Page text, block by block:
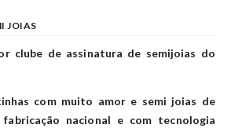
JOIAS
clube de assinatura de semijoias do
com muito amor e semi joias de
nacional e com tecnologia